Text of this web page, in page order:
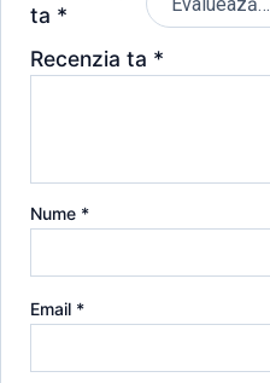
ta *
Recenzia ta *
Nume *
Email *